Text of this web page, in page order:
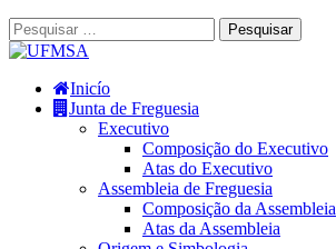
Inicío
Junta de Freguesia
Executivo
Composição do Executivo
Atas do Executivo
Assembleia de Freguesia
Composição da Assembleia
Atas da Assembleia